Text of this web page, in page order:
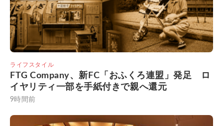
ライフスタイル
FTG Company、新FC「おふくろ連盟」発足 ロ
イヤリティ一部を手紙付きで親へ還元
9時間前